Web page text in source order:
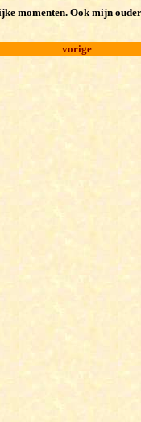
momenten. Ook mijn
vorige